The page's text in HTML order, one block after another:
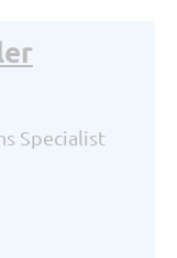
Specialist